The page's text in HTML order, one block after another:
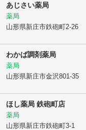
あじさい薬局
薬局
山形県新庄市鉄砲町2-26
わかば調剤薬局
薬局
山形県新庄市金沢801-35
ほし薬局 鉄砲町店
薬局
山形県新庄市鉄砲町3-1